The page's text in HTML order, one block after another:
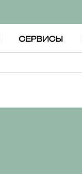
СЕРВИСЫ